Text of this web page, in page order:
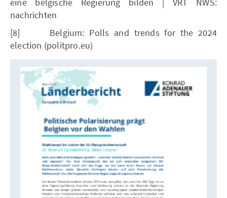
nachrichten
[8] Belgium: Polls and trends for the 2024
election (politpro.eu)